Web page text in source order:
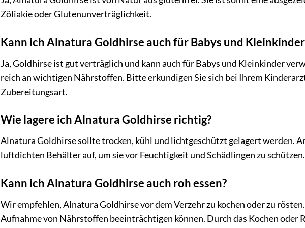
Zöliakie oder Glutenunverträglichkeit.
Kann ich Alnatura Goldhirse auch für Babys und
Ja, Goldhirse ist gut verträglich und kann auch für Babys und Kleinkinder
reich an wichtigen Nährstoffen. Bitte erkundigen Sie sich bei Ihrem
Zubereitungsart.
Wie lagere ich Alnatura Goldhirse richtig?
Alnatura Goldhirse sollte trocken, kühl und lichtgeschützt gelagert werden.
luftdichten Behälter auf, um sie vor Feuchtigkeit und Schädlingen zu schützen.
Kann ich Alnatura Goldhirse auch roh essen?
Wir empfehlen, Alnatura Goldhirse vor dem Verzehr zu kochen oder zu
Aufnahme von Nährstoffen beeinträchtigen können. Durch das Kochen oder